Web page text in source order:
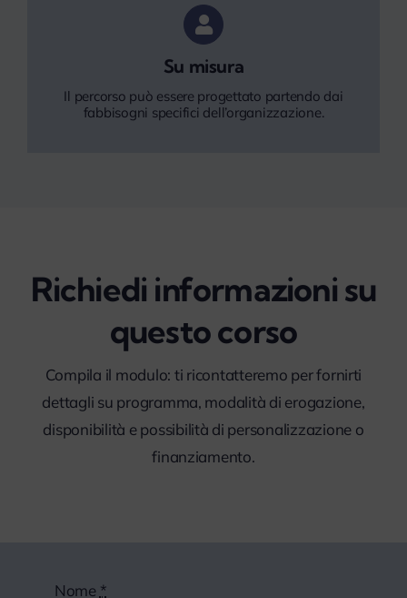
Su misura
Il percorso può essere progettato partendo dai
fabbisogni specifici dell’organizzazione.
Richiedi informazioni su
questo corso
Compila il modulo: ti ricontatteremo per fornirti
dettagli su programma, modalità di erogazione,
disponibilità e possibilità di personalizzazione o
finanziamento.
Nome *